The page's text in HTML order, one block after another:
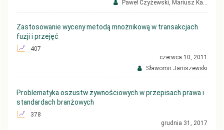
Paweł Czyżewski, Mariusz Ka...
Zastosowanie wyceny metodą mnożnikową w transakcjach
fuzji i przejęć
407
czerwca 10, 2011
Sławomir Janiszewski
Problematyka oszustw żywnościowych w przepisach prawa i
standardach branżowych
378
grudnia 31, 2017